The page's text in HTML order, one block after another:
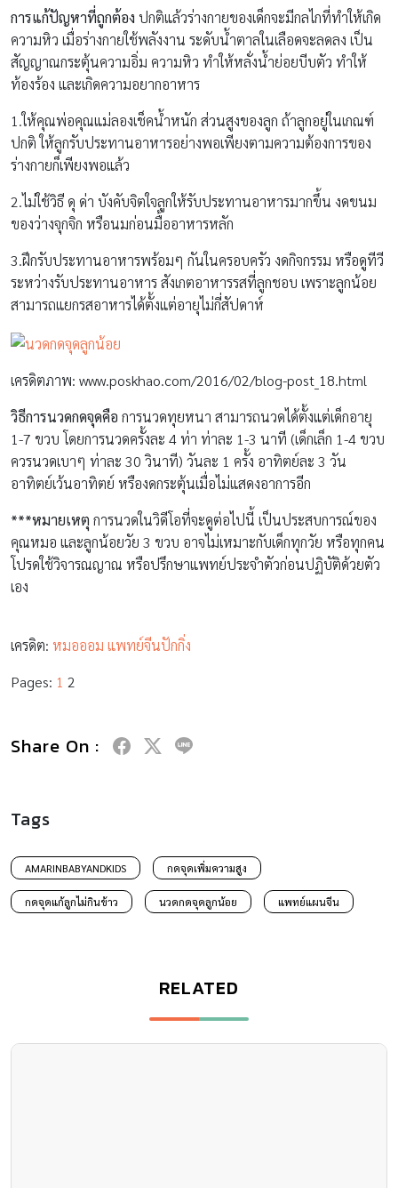
การแก้ปัญหาที่ถูกต้อง ปกติแล้วร่างกายของเด็กจะมีกลไกที่ทำให้เกิด
ความหิว เมื่อร่างกายใช้พลังงาน ระดับน้ำตาลในเลือดจะลดลง เป็น
สัญญาณกระตุ้นความอิ่ม ความหิว ทำให้หลั่งน้ำย่อยบีบตัว ทำให้
ท้องร้อง และเกิดความอยากอาหาร
1.ให้คุณพ่อคุณแม่ลองเช็คน้ำหนัก ส่วนสูงของลูก ถ้าลูกอยู่ในเกณฑ์
ปกติ ให้ลูกรับประทานอาหารอย่างพอเพียงตามความต้องการของ
ร่างกายก็เพียงพอแล้ว
2.ไม่ใช้วิธี ดุ ด่า บังคับจิตใจลูกให้รับประทานอาหารมากขึ้น งดขนม
ของว่างจุกจิก หรือนมก่อนมื้ออาหารหลัก
3.ฝึกรับประทานอาหารพร้อมๆ กันในครอบครัว งดกิจกรรม หรือดูทีวี
ระหว่างรับประทานอาหาร สังเกตอาหารรสที่ลูกชอบ เพราะลูกน้อย
สามารถแยกรสอาหารได้ตั้งแต่อายุไม่กี่สัปดาห์
เครดิตภาพ: www.poskhao.com/2016/02/blog-post_18.html
วิธีการนวดกดจุดคือ การนวดทุยหนา สามารถนวดได้ตั้งแต่เด็กอายุ
1-7 ขวบ โดยการนวดครั้งละ 4 ท่า ท่าละ 1-3 นาที (เด็กเล็ก 1-4 ขวบ
ควรนวดเบาๆ ท่าละ 30 วินาที) วันละ 1 ครั้ง อาทิตย์ละ 3 วัน
อาทิตย์เว้นอาทิตย์ หรืองดกระตุ้นเมื่อไม่แสดงอาการอีก
***หมายเหตุ การนวดในวิดีโอที่จะดูต่อไปนี้ เป็นประสบการณ์ของ
คุณหมอ และลูกน้อยวัย 3 ขวบ อาจไม่เหมาะกับเด็กทุกวัย หรือทุกคน
โปรดใช้วิจารณญาณ หรือปรึกษาแพทย์ประจำตัวก่อนปฏิบัติด้วยตัว
เอง
เครดิต: หมอออม แพทย์จีนปักกิ่ง
Pages: 1 2
Share On :
Tags
AMARINBABYANDKIDS กดจุดเพิ่มความสูง
กดจุดแก้ลูกไม่กินข้าว นวดกดจุดลูกน้อย แพทย์แผนจีน
RELATED